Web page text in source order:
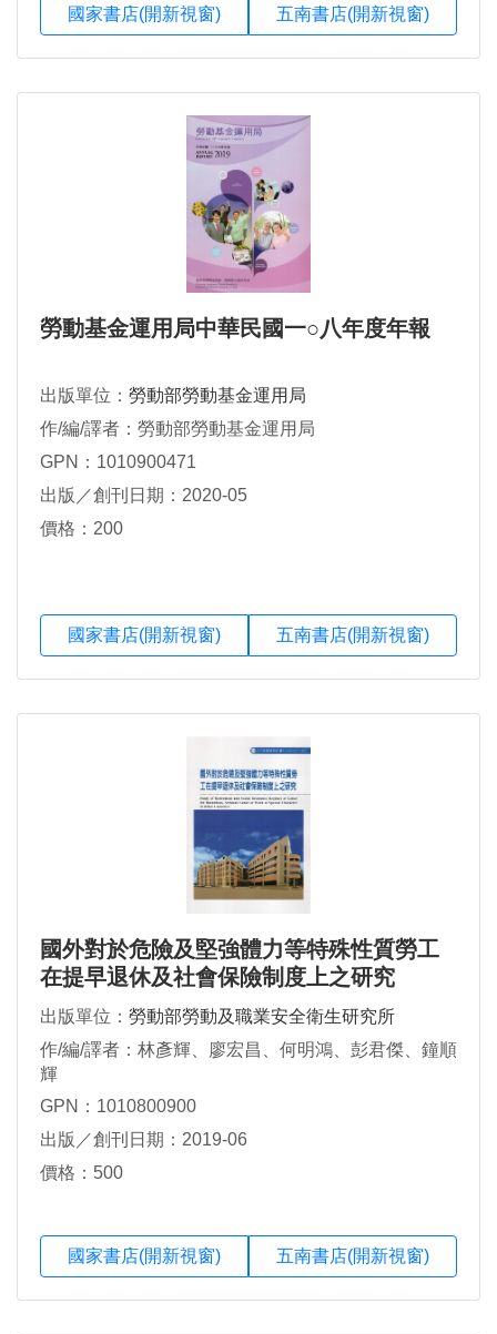
國家書店(開新視窗) 五南書店(開新視窗)
勞動基金運用局中華民國一○八年度年報
出版單位： 勞動部勞動基金運用局
作/編/譯者：勞動部勞動基金運用局
GPN：1010900471
出版／創刊日期：2020-05
價格：200
國家書店(開新視窗) 五南書店(開新視窗)
國外對於危險及堅強體力等特殊性質勞工
在提早退休及社會保險制度上之研究
出版單位： 勞動部勞動及職業安全衛生研究所
作/編/譯者：林彥輝、廖宏昌、何明鴻、彭君傑、鐘順
輝
GPN：1010800900
出版／創刊日期：2019-06
價格：500
國家書店(開新視窗) 五南書店(開新視窗)